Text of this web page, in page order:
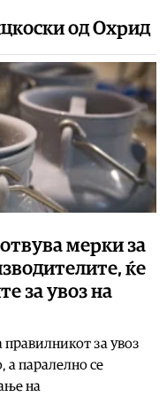
од Охрид
мерки за
ќе
за увоз на
за увоз
а паралелно се
на